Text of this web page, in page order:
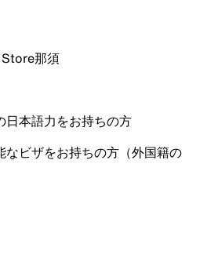
那須
日本語力をお持ちの方
なビザをお持ちの方（外国籍の